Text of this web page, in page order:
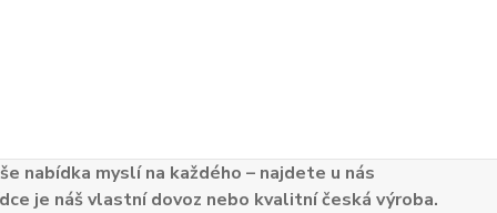
nabídka myslí na každého – najdete u nás
je náš vlastní dovoz nebo kvalitní česká výroba.